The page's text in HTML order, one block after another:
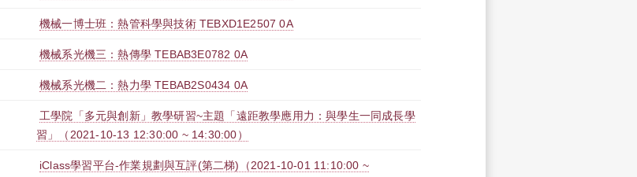
機械一博士班：熱管科學與技術 TEBXD1E2507 0A
機械系光機三：熱傳學 TEBAB3E0782 0A
機械系光機二：熱力學 TEBAB2S0434 0A
工學院「多元與創新」教學研習~主題「遠距教學應用力：與學生一同成長學
習」（2021-10-13 12:30:00 ~ 14:30:00）
iClass學習平台-作業規劃與互評(第二梯)（2021-10-01 11:10:00 ~